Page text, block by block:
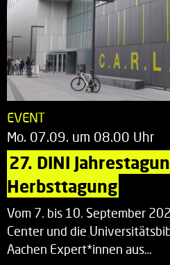
EVENT
Mo. 07.09. um 08.00 Uhr
27. DINI
Herbsttagung
Vom 7. bis 10. September
Center und die
Aachen Expert*innen aus…